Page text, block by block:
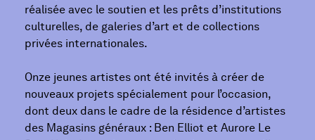
réalisée avec le soutien et les prêts d’institutions
culturelles, de galeries d’art et de collections
privées internationales.
Onze jeunes artistes ont été invités à créer de
nouveaux projets spécialement pour l’occasion,
dont deux dans le cadre de la résidence d’artistes
des Magasins généraux : Ben Elliot et Aurore Le